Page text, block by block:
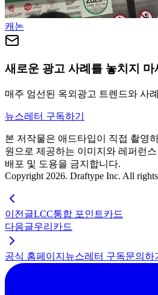
캐논
새로운 광고 사례를 놓치지 마
매주 엄선된 옥외광고 트렌드와 사
뉴스레터 구독하기
본 저작물은 애드타입이 직접 촬영
원으로 제공하는 이미지와 레퍼런
배포 및 도용을 금지합니다.
Copyright 2026. Draftype Inc. All rights
이전글LCC통합 포인트카드
다음글우리카드
공식 홈페이지 뉴스레터 구독문의하